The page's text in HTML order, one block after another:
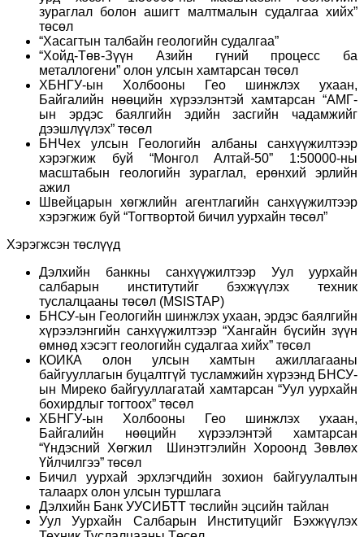
зураглал болон ашигт малтмалын судалгаа хийх”
төсөл
“Хасагтын талбайн геологийн судалгаа”
“Хойд-Төв-Зүүн Азийн гүний процесс ба
металлогени” олон улсын хамтарсан төсөл
ХБНГУ-ын Холбооны Гео шинжлэх ухаан,
Байгалийн нөөцийн хүрээлэнтэй хамтарсан “АМГ-
ын эрдэс баялгийн эдийн засгийн чадамжийг
дээшлүүлэх” төсөл
БНЧех улсын Геологийн албаны санхүүжилтээр
хэрэгжиж буй “Монгол Алтай-50” 1:50000-ны
масштабын геологийн зураглал, ерөнхий эрлийн
ажил
Швейцарын хөгжлийн агентлагийн санхүүжилтээр
хэрэгжиж буй “Тогтвортой бичил уурхайн төсөл”
Хэрэгжсэн төслүүд
Дэлхийн банкны санхүүжилтээр Уул уурхайн
салбарын институтийг бэхжүүлэх техник
туслалцааны төсөл (MSISTAP)
БНСУ-ын Геологийн шинжлэх ухаан, эрдэс баялгийн
хүрээлэнгийн санхүүжилтээр “Хангайн бүсийн зүүн
өмнөд хэсэгт геологийн судалгаа хийх” төсөл
КОИКА олон улсын хамтын ажиллагааны
байгууллагын буцалтгүй тусламжийн хүрээнд БНСУ-
ын Миреко байгууллагатай хамтарсан “Уул уурхайн
бохирдлыг тогтоох” төсөл
ХБНГУ-ын Холбооны Гео шинжлэх ухаан,
Байгалийн нөөцийн хүрээлэнтэй хамтарсан
“Үндэсний Хөгжил Шинэтгэлийн Хороонд Зөвлөх
Үйлчилгээ” төсөл
Бичил уурхай эрхлэгчдийн зохион байгуулалтын
талаарх олон улсын туршлага
Дэлхийн Банк УУСИБТТ төслийн эцсийн тайлан
Уул Уурхайн Салбарын Институцийг Бэхжүүлэх